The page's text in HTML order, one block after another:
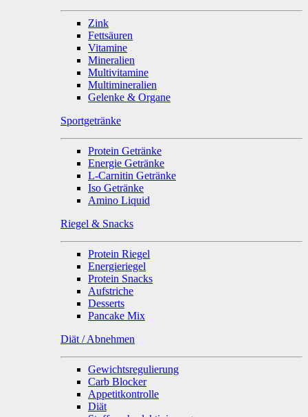
Zink
Fettsäuren
Vitamine
Mineralien
Multivitamine
Multimineralien
Gelenke & Organe
Sportgetränke
Protein Getränke
Energie Getränke
L-Carnitin Getränke
Iso Getränke
Amino Liquid
Riegel & Snacks
Protein Riegel
Energieriegel
Protein Snacks
Aufstriche
Desserts
Pancake Mix
Diät / Abnehmen
Gewichtsregulierung
Carb Blocker
Appetitkontrolle
Diät